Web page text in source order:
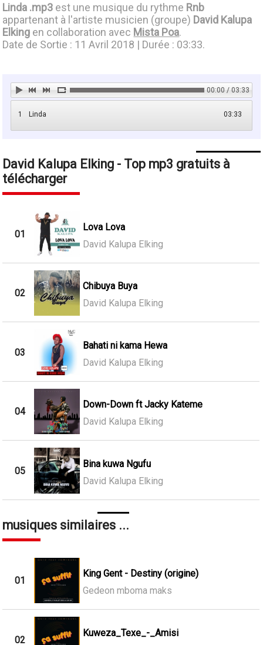
Linda .mp3 est une musique du rythme Rnb
appartenant à l'artiste musicien (groupe) David Kalupa
Elking en collaboration avec Mista Poa.
Date de Sortie : 11 Avril 2018 | Durée : 03:33.
00:00 / 03:33
1 03:33
Linda
David Kalupa Elking - Top mp3 gratuits à
télécharger
01
Lova Lova
David Kalupa Elking
02
Chibuya Buya
David Kalupa Elking
03
Bahati ni kama Hewa
David Kalupa Elking
04
Down-Down ft Jacky Kateme
David Kalupa Elking
05
Bina kuwa Ngufu
David Kalupa Elking
musiques similaires ...
01
King Gent - Destiny (origine)
Gedeon mboma maks
02
Kuweza_Texe_-_Amisi